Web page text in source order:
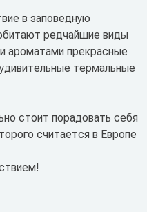
в заповедную
редчайшие виды
ароматами прекрасные
термальные
стоит порадовать себя
считается в Европе